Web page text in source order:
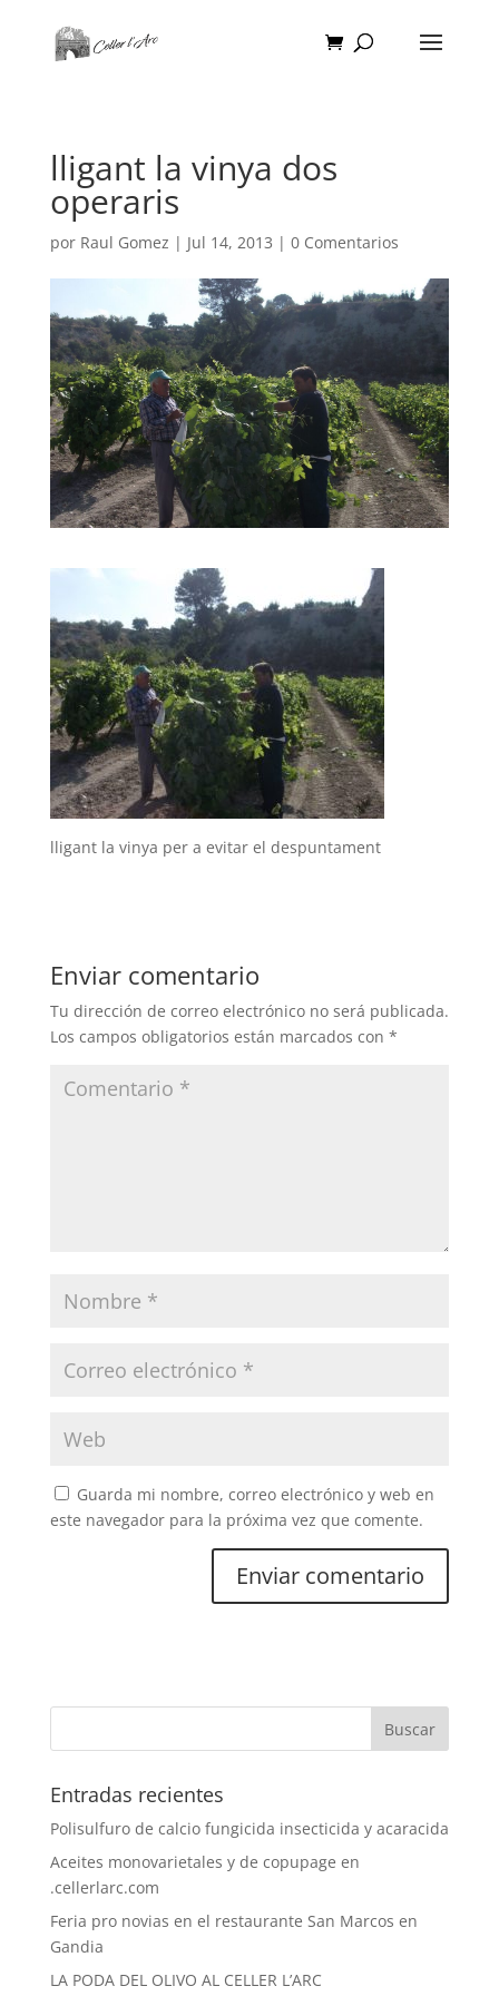
lligant la vinya dos
operaris
por Raul Gomez | Jul 14, 2013 | 0 Comentarios
lligant la vinya per a evitar el despuntament
Enviar comentario
Tu dirección de correo electrónico no será publicada.
Los campos obligatorios están marcados con *
Guarda mi nombre, correo electrónico y web en
este navegador para la próxima vez que comente.
Entradas recientes
Polisulfuro de calcio fungicida insecticida y acaracida
Aceites monovarietales y de copupage en
.cellerlarc.com
Feria pro novias en el restaurante San Marcos en
Gandia
LA PODA DEL OLIVO AL CELLER L’ARC